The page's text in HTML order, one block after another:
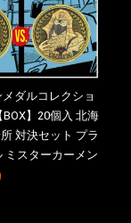
ダルコレクショ
BOX】20個入 北海
対決セット プラ
ミスターカーメン
ン Jr. 2.0 初回シ